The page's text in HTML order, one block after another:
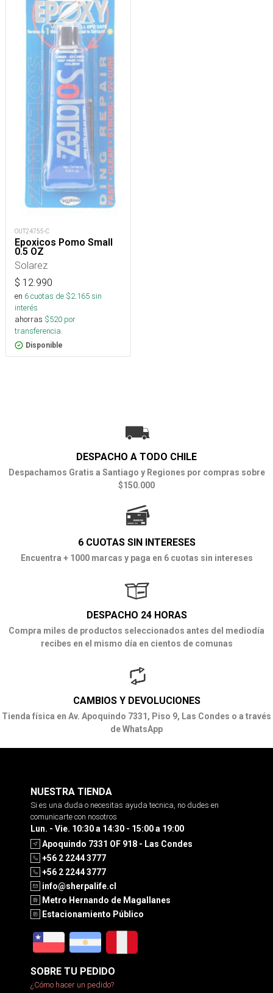
OUT24755-C
Epoxicos Pomo Small
0.5 OZ
Solarez
$ 12.990
en 6cuotas de $2.165sin
interés
ahorras $520 por
transferencia.
Disponible
DESPACHO A TODO CHILE
Despachamos Gratis a Santiago y Regiones por compras sobre
$150.000
6 CUOTAS SIN INTERESES
Encuentra + 1000 marcas y paga en 6 cuotas sin intereses
DESPACHO 24 HORAS
Compra miles de productos seleccionados antes del mediodía
recibes en el mismo día en cientos de comunas
CAMBIOS Y DEVOLUCIONES
Tienda física en Av. Apoquindo 7331, Piso 9, Las Condes o a través
de WhatsApp
NUESTRA TIENDA
Si es una duda o necesitas ayuda tecnica, no dudes en
comunicarte con nosotros
Lun. - Vie. 10:30 a 14:30 - 15:00 a 19:00
Apoquindo 7331 OF 918 - Las Condes
+56 2 2244 3777
+56 2 2244 3777
info@sherpalife.cl
Metro Hernando de Magallanes
Estacionamiento Público
SOBRE TU PEDIDO
¿Cómo hacer un pedido?